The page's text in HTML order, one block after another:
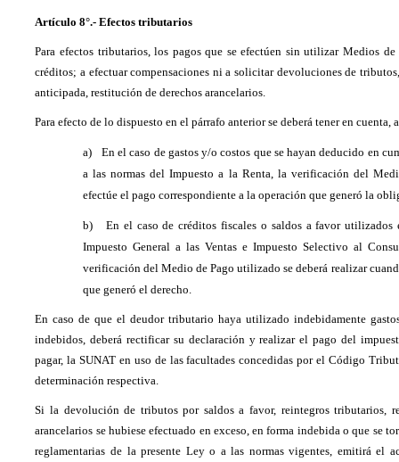
Artículo 8°.- Efectos tributarios
Para efectos tributarios, los pagos que se efectúen sin utilizar Medios
créditos; a efectuar compensaciones ni a solicitar devoluciones de
anticipada, restitución de derechos arancelarios.
Para efecto de lo dispuesto en el párrafo anterior se deberá tener en
a)
En el caso de gastos y/o costos que se hayan deducido en
a las normas del Impuesto a la Renta, la verificación del
efectúe el pago correspondiente a la operación que generó la
b)
En el caso de créditos fiscales o saldos a favor
Impuesto General a las Ventas e Impuesto Selectivo al
verificación del Medio de Pago utilizado se deberá realizar
que generó el derecho.
En caso de que el deudor tributario haya utilizado indebidamente
indebidos, deberá rectificar su declaración y realizar el pago del
pagar, la SUNAT en uso de las facultades concedidas por el Código
determinación respectiva.
Si la devolución de tributos por saldos a favor, reintegros tributarios,
arancelarios se hubiese efectuado en exceso, en forma indebida o que se
reglamentarias de la presente Ley o a las normas vigentes, emitirá el